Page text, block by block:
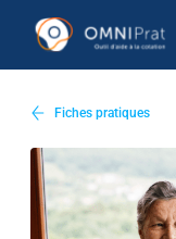
Fiches pratiques